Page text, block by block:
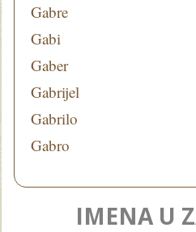
Gabre
Gabi
Gaber
Gabrijel
Gabrilo
Gabro
IMENA U